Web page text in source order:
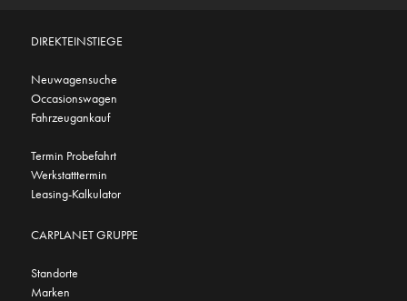
DIREKTEINSTIEGE
Neuwagensuche
Occasionswagen
Fahrzeugankauf
Termin Probefahrt
Werkstatttermin
Leasing-Kalkulator
CARPLANET GRUPPE
Standorte
Marken